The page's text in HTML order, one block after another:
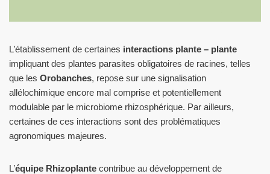
L’établissement de certaines interactions plante – plante
impliquant des plantes parasites obligatoires de racines, telles
que les Orobanches, repose sur une signalisation
allélochimique encore mal comprise et potentiellement
modulable par le microbiome rhizosphérique. Par ailleurs,
certaines de ces interactions sont des problématiques
agronomiques majeures.
L’équipe Rhizoplante contribue au développement de